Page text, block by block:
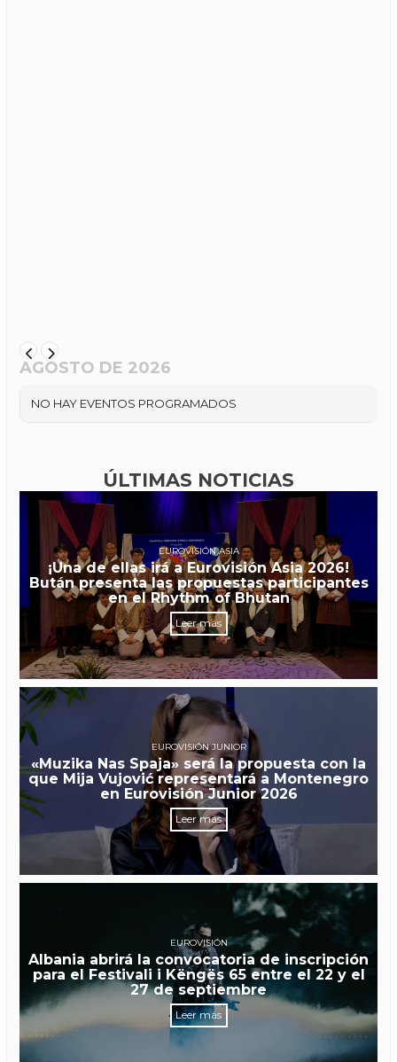
AGOSTO DE 2026
NO HAY EVENTOS PROGRAMADOS
ÚLTIMAS NOTICIAS
EUROVISIÓN ASIA
¡Una de ellas irá a Eurovisión Asia 2026!
Bután presenta las propuestas participantes
en el Rhythm of Bhutan
Leer más
EUROVISIÓN JUNIOR
«Muzika Nas Spaja» será la propuesta con la
que Mija Vujović representará a Montenegro
en Eurovisión Junior 2026
Leer más
EUROVISIÓN
Albania abrirá la convocatoria de inscripción
para el Festivali i Këngës 65 entre el 22 y el
27 de septiembre
Leer más